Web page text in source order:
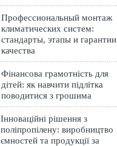
Профессиональный монтаж
климатических систем:
стандарты, этапы и гарантии
качества
Фінансова грамотність для
дітей: як навчити підлітка
поводитися з грошима
Інноваційні рішення з
поліпропілену: виробництво
ємностей та продукції за